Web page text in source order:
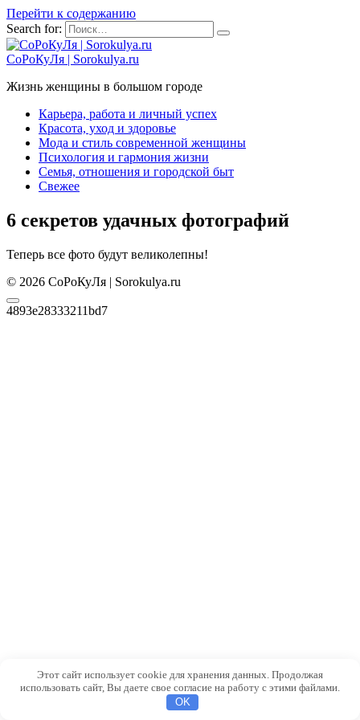
Перейти к содержанию
Search for:
СоРоКуЛя | Sorokulya.ru
Жизнь женщины в большом городе
Карьера, работа и личный успех
Красота, уход и здоровье
Мода и стиль современной женщины
Психология и гармония жизни
Семья, отношения и городской быт
Свежее
6 секретов удачных фотографий
Теперь все фото будут великолепны!
© 2026 СоРоКуЛя | Sorokulya.ru
4893e28333211bd7
Этот сайт использует cookie для хранения данных. Продолжая
использовать сайт, Вы даете свое согласие на работу с этими файлами.
OK